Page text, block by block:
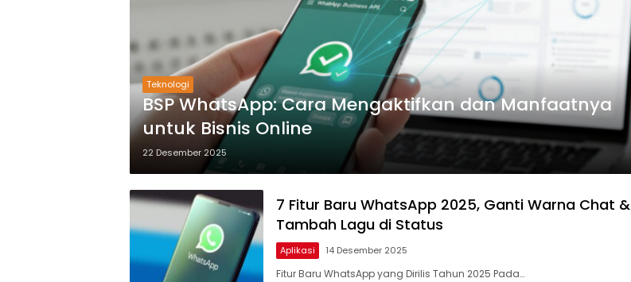
Teknologi
BSP WhatsApp: Cara Mengaktifkan dan Manfaatnya
untuk Bisnis Online
22 Desember 2025
7 Fitur Baru WhatsApp 2025, Ganti Warna Chat &
Tambah Lagu di Status
Aplikasi 14 Desember 2025
Fitur Baru WhatsApp yang Dirilis Tahun 2025 Pada…